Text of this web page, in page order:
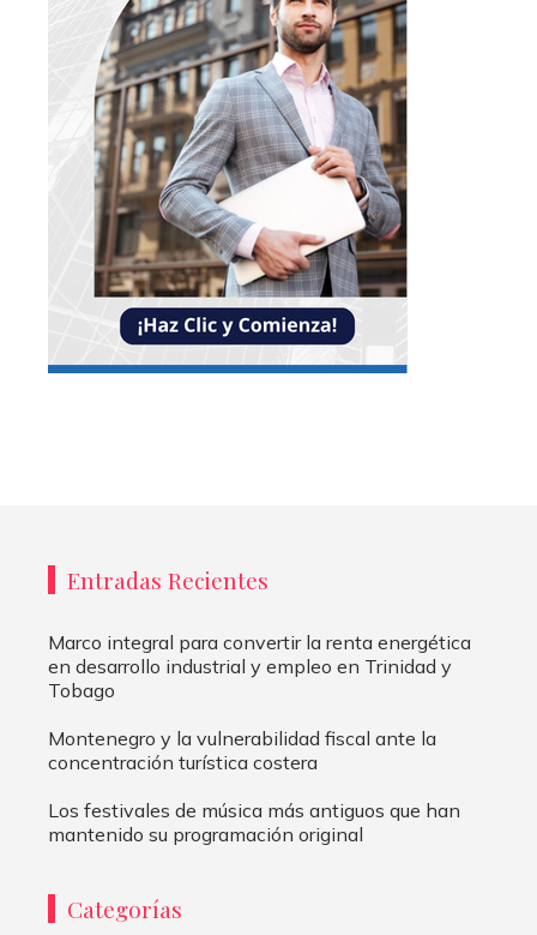
Entradas Recientes
Marco integral para convertir la renta energética
en desarrollo industrial y empleo en Trinidad y
Tobago
Montenegro y la vulnerabilidad fiscal ante la
concentración turística costera
Los festivales de música más antiguos que han
mantenido su programación original
Categorías